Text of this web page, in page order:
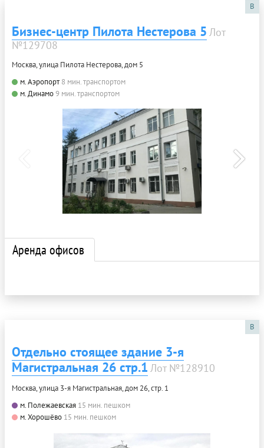
B
Бизнес-центр Пилота Нестерова 5 Лот
№129708
Москва, улица Пилота Нестерова, дом 5
м. Аэропорт 8 мин. транспортом
м. Динамо9 мин. транспортом
Аренда офисов
B
Отдельно стоящее здание 3-я
Магистральная 26 стр.1 Лот №128910
Москва, улица 3-я Магистральная, дом 26, стр. 1
м. Полежаевская 15 мин. пешком
м. Хорошёво 15 мин. пешком